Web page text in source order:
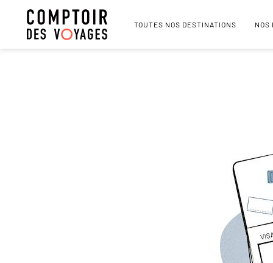
TOUTES NOS DESTINATIONS NOS